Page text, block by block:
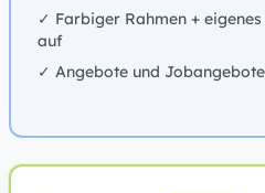
✓ Farbiger Rahmen +
auf
✓ Angebote und